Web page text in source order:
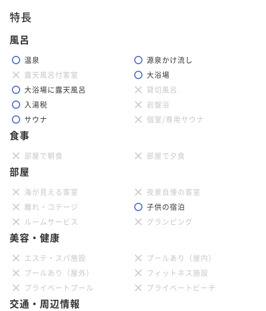
特長
風呂
温泉
源泉かけ流し
露天風呂付客室
大浴場
大浴場に露天風呂
貸切風呂
入湯税
岩盤浴
サウナ
個室/専用サウナ
食事
部屋で朝食 部屋で夕食
部屋
海が見える客室
夜景自慢の客室
離れ・コテージ
子供の宿泊
ルームサービス
グランピング
美容・健康
エステ・スパ施設
プールあり（屋内）
プールあり（屋外）
フィットネス施設
プライベートプール
プライベートビーチ
交通・周辺情報